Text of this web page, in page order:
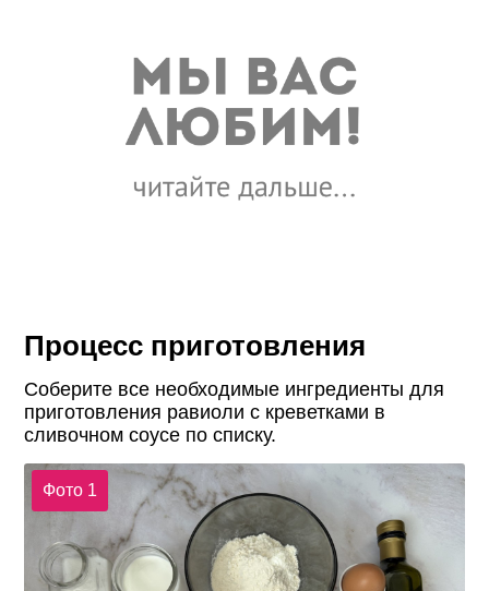
Процесс приготовления
Соберите все необходимые ингредиенты для
приготовления равиоли с креветками в
сливочном соусе по списку.
Фото 1